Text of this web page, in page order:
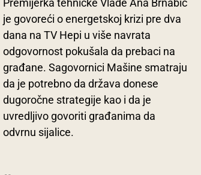
Premijerka tehničke Vlade Ana Brnabić
je govoreći o energetskoj krizi pre dva
dana na TV Hepi u više navrata
odgovornost pokušala da prebaci na
građane. Sagovornici Mašine smatraju
da je potrebno da država donese
dugoročne strategije kao i da je
uvredljivo govoriti građanima da
odvrnu sijalice.